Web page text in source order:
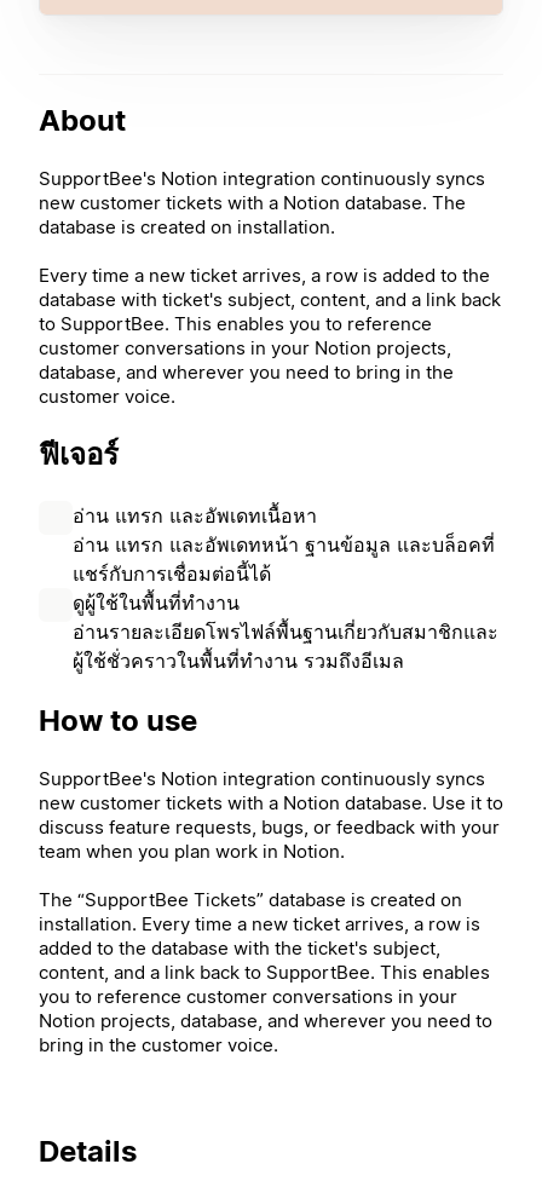
About
SupportBee's Notion integration continuously syncs
new customer tickets with a Notion database. The
database is created on installation.
Every time a new ticket arrives, a row is added to the
database with ticket's subject, content, and a link back
to SupportBee. This enables you to reference
customer conversations in your Notion projects,
database, and wherever you need to bring in the
customer voice.
ฟีเจอร์
อ่าน แทรก และอัพเดทเนื้อหา
อ่าน แทรก และอัพเดทหน้า ฐานข้อมูล และบล็อคที่
แชร์กับการเชื่อมต่อนี้ได้
ดูผู้ใช้ในพื้นที่ทำงาน
อ่านรายละเอียดโพรไฟล์พื้นฐานเกี่ยวกับสมาชิกและ
ผู้ใช้ชั่วคราวในพื้นที่ทำงาน รวมถึงอีเมล
How to use
SupportBee's Notion integration continuously syncs
new customer tickets with a Notion database. Use it to
discuss feature requests, bugs, or feedback with your
team when you plan work in Notion.
The “SupportBee Tickets” database is created on
installation. Every time a new ticket arrives, a row is
added to the database with the ticket's subject,
content, and a link back to SupportBee. This enables
you to reference customer conversations in your
Notion projects, database, and wherever you need to
bring in the customer voice.
Details